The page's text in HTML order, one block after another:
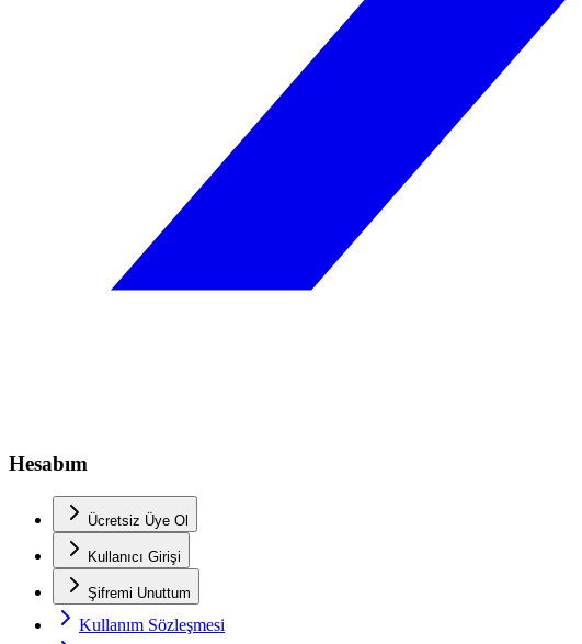
Hesabım
Ücretsiz Üye Ol
Kullanıcı Girişi
Şifremi Unuttum
Kullanım Sözleşmesi